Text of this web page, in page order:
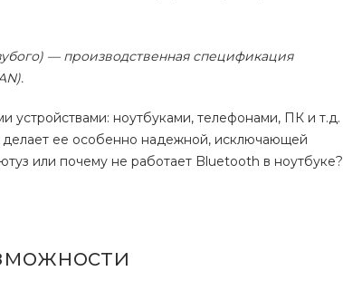
— производственная спецификация
ноутбуками, телефонами, ПК и т.д.
делает ее особенно надежной, исключающей
или почему не работает Bluetooth в ноутбуке?